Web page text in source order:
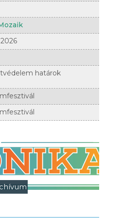
határok